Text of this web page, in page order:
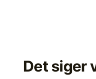
Det siger